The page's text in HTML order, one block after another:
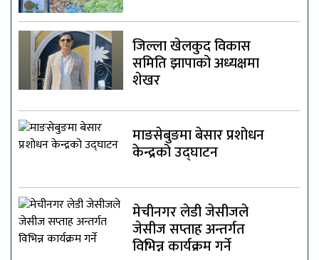
जिल्ला खेलकुद विकास
समिति झापाको अध्यक्षमा
शेखर
माङसेबुङमा बेसार प्रशोधन
केन्द्रको उद्घाटन
मेचीनगर लेडी जेसीजले
जेसीज सप्ताह अन्तर्गत
विभिन्न कार्यक्रम गर्ने